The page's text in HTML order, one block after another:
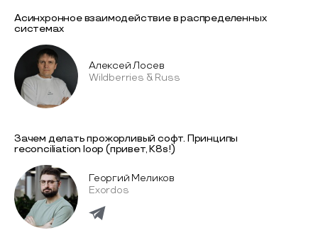
Асинхронное взаимодействие в распределенных
системах
Алексей Лосев
Wildberries & Russ
Зачем делать прожорливый софт. Принципы
reconciliation loop (привет, K8s!)
Георгий Меликов
Exordos